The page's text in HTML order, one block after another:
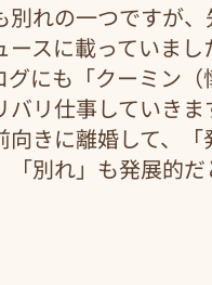
別れの一つですが
ースに載っていま
にも「クーミン
リ仕事していきま
きに離婚して、
「別れ」も発展的